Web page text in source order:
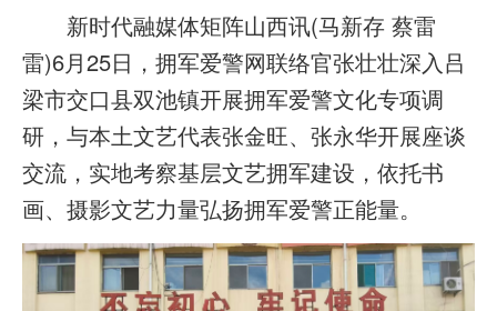
新时代融媒体矩阵山西讯(马新存 蔡雷
雷)6月25日，拥军爱警网联络官张壮壮深入吕
梁市交口县双池镇开展拥军爱警文化专项调
研，与本土文艺代表张金旺、张永华开展座谈
交流，实地考察基层文艺拥军建设，依托书
画、摄影文艺力量弘扬拥军爱警正能量。